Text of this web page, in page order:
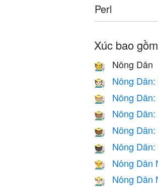
Perl
Xúc bao
🧑‍🌾 Nông Dân
🧑🏻‍🌾 Nông
🧑🏼‍🌾 Nông
🧑🏽‍🌾 Nông
🧑🏾‍🌾 Nông
🧑🏿‍🌾 Nông
👨‍🌾 Nông Dân
👨🏻‍🌾 Nông Dân